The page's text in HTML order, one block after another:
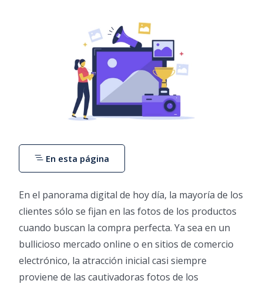
En el panorama digital de hoy día, la mayoría de los
clientes sólo se fijan en las fotos de los productos
cuando buscan la compra perfecta. Ya sea en un
bullicioso mercado online o en sitios de comercio
electrónico, la atracción inicial casi siempre
proviene de las cautivadoras fotos de los
En esta página